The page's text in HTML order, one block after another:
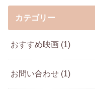
カテゴリー
おすすめ映画 (1)
お問い合わせ (1)